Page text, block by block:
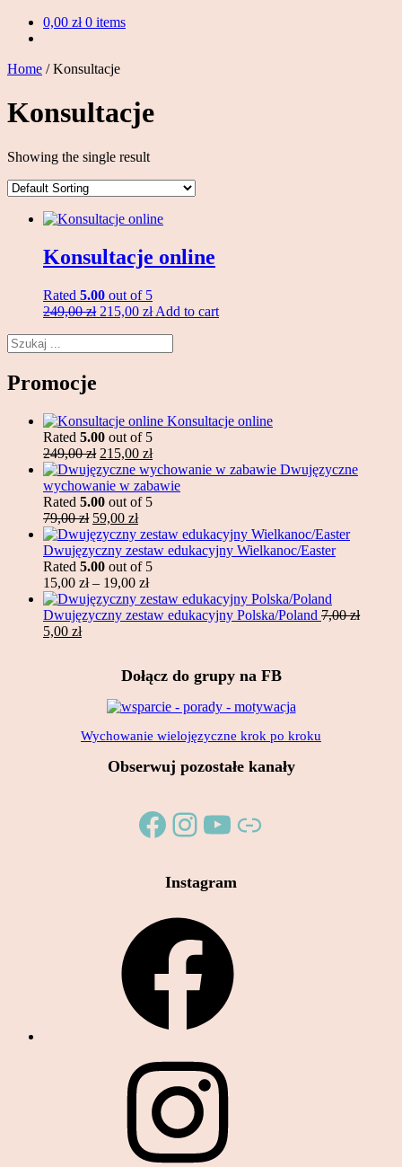
0,00 zł 0 items
Home / Konsultacje
Konsultacje
Showing the single result
Konsultacje online
Rated 5.00 out of 5
249,00zł Original
215,00 złCurrent
Add to cart
Search
Promocje
Konsultacje online
Rated 5.00 out of 5
249,00zł Original
price
was:
249,00 zł.
215,00 złCurrent
price
is:
215,00 zł.
Dwujęzyczne
wychowanie w zabawie
Rated 5.00 out of 5
79,00zł Original
price
was:
79,00 zł.
59,00 złCurrent
price
is:
59,00 zł.
Dwujęzyczny zestaw edukacyjny Wielkanoc/Easter
Rated 5.00 out of 5
15,00 zł – 19,00 złPrice
range:
15,00 zł
Dwujęzyczny zestaw edukacyjny Polska/Poland 7,00zł
Original
5,00 złCurrent
5,00 zł.Dołącz do grupy na FB
Wychowanie wielojęzyczne krok po kroku
Obserwuj pozostałe kanały
Facebook
Instagram
YouTube
Link
Instagram